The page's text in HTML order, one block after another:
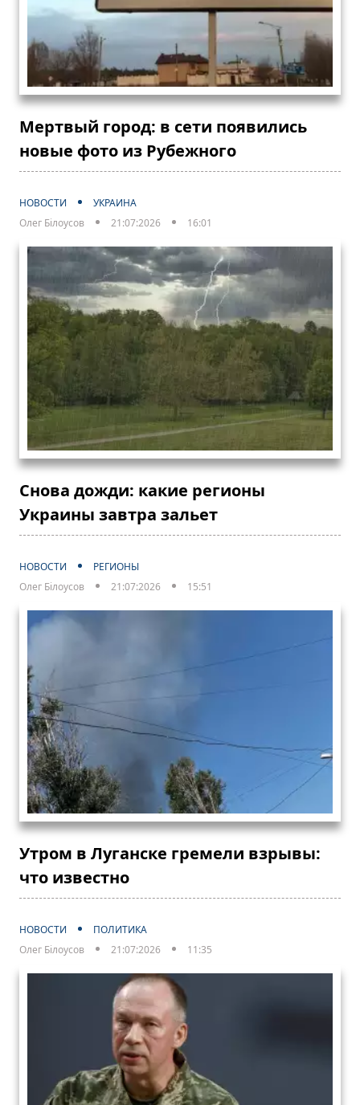
Мертвый город: в сети появились
новые фото из Рубежного
НОВОСТИ
УКРАИНА
Олег Білоусов
21:07:2026 16:01
Снова дожди: какие регионы
Украины завтра зальет
НОВОСТИ
РЕГИОНЫ
Олег Білоусов
21:07:2026 15:51
Утром в Луганске гремели взрывы:
что известно
НОВОСТИ
ПОЛИТИКА
Олег Білоусов
21:07:2026 11:35